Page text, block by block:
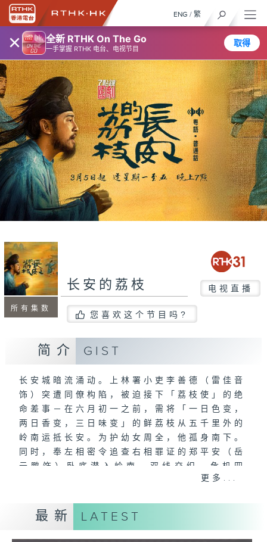
× 全新 RTHK On The Go
一手掌握 RTHK 电台、电视节目
取得
ENG / 繁
所有集数
长安的荔枝 电视直播
您喜欢这个节目吗?
简介 GIST
长安城暗流涌动。上林署小吏李善德（雷佳音
饰）突遭同僚构陷，被迫接下「荔枝使」的绝
命差事－在六月初一之前，需将「一日色变，
两日香变，三日味变」的鲜荔枝从五千里外的
岭南运抵长安。为护幼女周全，他孤身南下。
同时，奉左相密令追查右相罪证的郑平安（岳
云鹏饰）卧底潜入岭南。双线交织，危机四
更多...
最新 LATEST